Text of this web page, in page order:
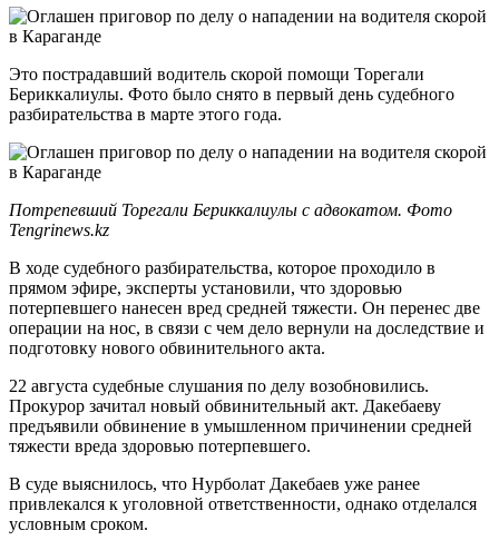
Это пострадавший водитель скорой помощи Торегали
Бериккалиулы. Фото было снято в первый день судебного
разбирательства в марте этого года.
Потрепевший Торегали Бериккалиулы с адвокатом. Фото
Tengrinews.kz
В ходе судебного разбирательства, которое проходило в
прямом эфире, эксперты установили, что здоровью
потерпевшего нанесен вред средней тяжести. Он перенес две
операции на нос, в связи с чем дело вернули на доследствие и
подготовку нового обвинительного акта.
22 августа судебные слушания по делу возобновились.
Прокурор зачитал новый обвинительный акт. Дакебаеву
предъявили обвинение в умышленном причинении средней
тяжести вреда здоровью потерпевшего.
В суде выяснилось, что Нурболат Дакебаев уже ранее
привлекался к уголовной ответственности, однако отделался
условным сроком.